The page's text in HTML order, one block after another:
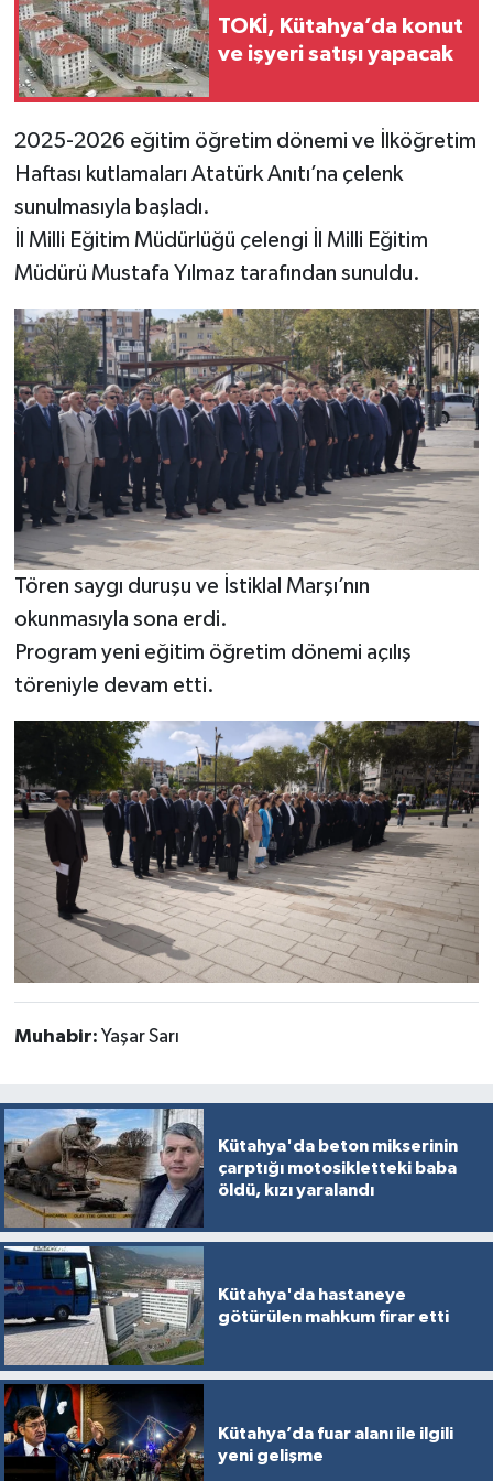
TOKİ, Kütahya’da konut
ve işyeri satışı yapacak
2025-2026 eğitim öğretim dönemi ve İlköğretim
Haftası kutlamaları Atatürk Anıtı’na çelenk
sunulmasıyla başladı.
İl Milli Eğitim Müdürlüğü çelengi İl Milli Eğitim
Müdürü Mustafa Yılmaz tarafından sunuldu.
Tören saygı duruşu ve İstiklal Marşı’nın
okunmasıyla sona erdi.
Program yeni eğitim öğretim dönemi açılış
töreniyle devam etti.
Muhabir: Yaşar Sarı
Kütahya'da beton mikserinin
çarptığı motosikletteki baba
öldü, kızı yaralandı
Kütahya'da hastaneye
götürülen mahkum firar etti
Kütahya’da fuar alanı ile ilgili
yeni gelişme
İlçeler
Köşe Yazıları
Kültür Sanat
Kütahya
Magazin
Otomobil
Pazarlar
Politika
Resmi İlan
Rüya Tabirleri
Sağlık
Şaphane
Simav
Siyaset
Spor
Tavşanlı
Teknoloji
Türkiye
Yaşam
Yemek Tarifleri